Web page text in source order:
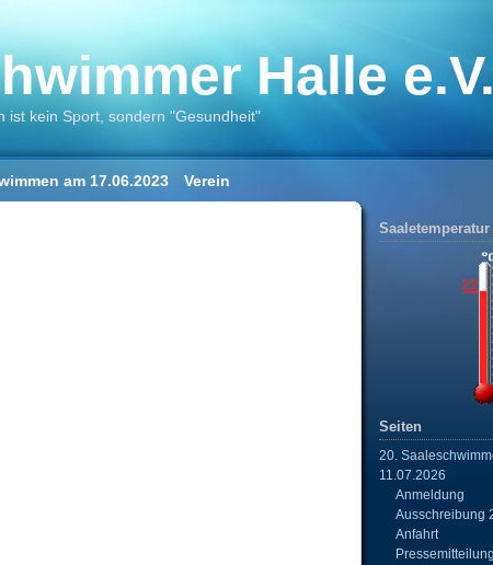
Halle
ist kein Sport, sondern "Gesundheit"
am 17.06.2023
Verein
Saaletemperatur
Seiten
20.
11.07.2026
Anmeldung
Ausschreibung
Anfahrt